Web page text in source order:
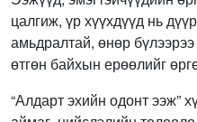
цалгиж, үр хүүхдүүд нь
амьдралтай, өнөр
өтгөн байхын ерөөлийг
“Алдарт эхийн одонт ээж”